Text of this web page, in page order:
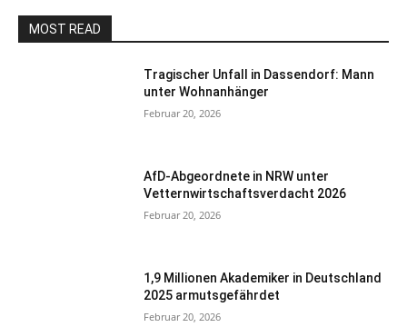
MOST READ
Tragischer Unfall in Dassendorf: Mann
unter Wohnanhänger
Februar 20, 2026
AfD-Abgeordnete in NRW unter
Vetternwirtschaftsverdacht 2026
Februar 20, 2026
1,9 Millionen Akademiker in Deutschland
2025 armutsgefährdet
Februar 20, 2026